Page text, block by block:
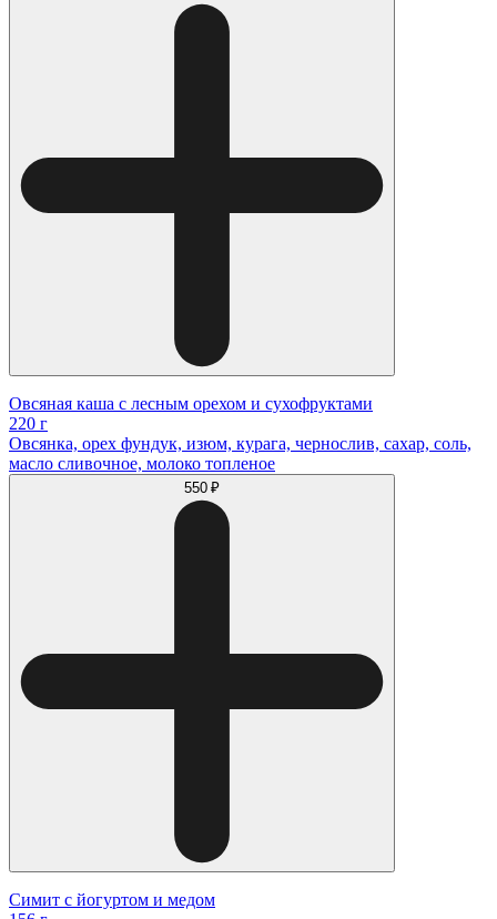
Овсяная каша с лесным орехом и сухофруктами
220 г
Овсянка, орех фундук, изюм, курага, чернослив, сахар, соль,
масло сливочное, молоко топленое
550 ₽
Симит с йогуртом и медом